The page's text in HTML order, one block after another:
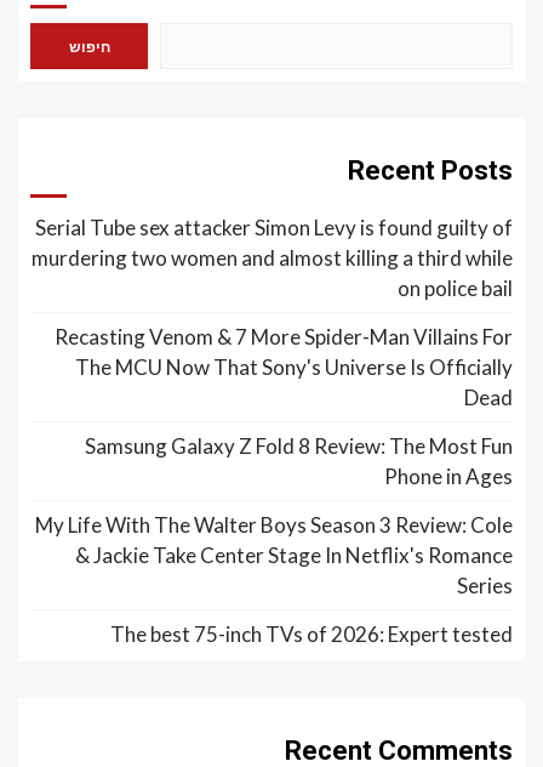
חיפוש
Recent Posts
Serial Tube sex attacker Simon Levy is found guilty of
murdering two women and almost killing a third while
on police bail
Recasting Venom & 7 More Spider-Man Villains For
The MCU Now That Sony's Universe Is Officially
Dead
Samsung Galaxy Z Fold 8 Review: The Most Fun
Phone in Ages
My Life With The Walter Boys Season 3 Review: Cole
& Jackie Take Center Stage In Netflix's Romance
Series
The best 75-inch TVs of 2026: Expert tested
Recent Comments